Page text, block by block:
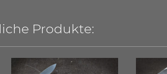
Produkte: